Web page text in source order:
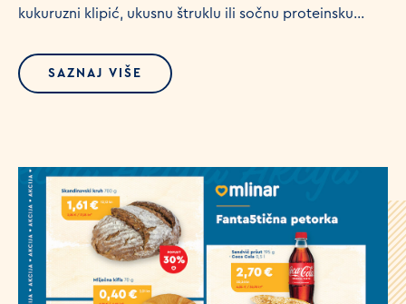
kukuruzni klipić, ukusnu štruklu ili sočnu proteinsku...
SAZNAJ VIŠE